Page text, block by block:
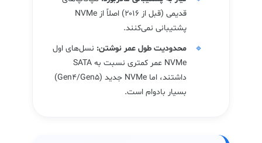
قدیمی (قبل از ۲۰۱۶) اصلاً از NVMe
پشتیبانی نمی‌کنند.
محدودیت طول عمر نوشتن: نسل‌های اول
NVMe عمر کمتری نسبت به SATA
داشتند، اما NVMe جدید (Gen4/Gen5)
بسیار بادوام است.